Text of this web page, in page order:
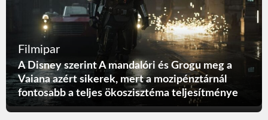
Filmipar
A Disney szerint A mandalóri és Grogu meg a
Vaiana azért sikerek, mert a mozipénztárnál
fontosabb a teljes ökoszisztéma teljesítménye